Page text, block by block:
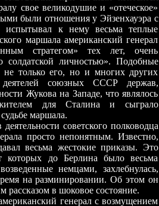
свое великодушие и «отеческое»
были отношения у Эйзенхауэра с
к нему весьма теплые
маршала американский генерал
стратегом» тех лет, очень
солдатской личностью». Подобные
не только его, но и многих других
союзных СССР держав,
Жукова на Западе, что являлось
для Сталина и сыграло
маршала.
советского полководца
просто непонятным. Известно,
весьма жестокие приказы. Это
которых до Берлина было весьма
немцами, захлебнулась,
на разминировании. Об этом он
рассказом в шоковое состояние.
генерал с возмущением